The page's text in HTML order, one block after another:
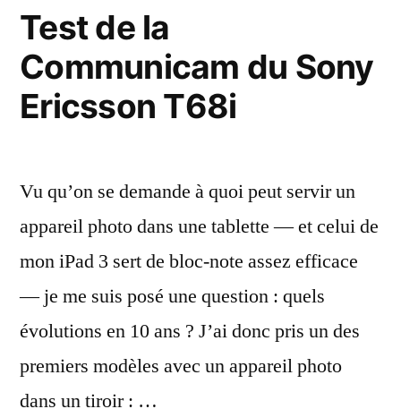
Test de la
Communicam du Sony
Ericsson T68i
Vu qu’on se demande à quoi peut servir un
appareil photo dans une tablette — et celui de
mon iPad 3 sert de bloc-note assez efficace
— je me suis posé une question : quels
évolutions en 10 ans ? J’ai donc pris un des
premiers modèles avec un appareil photo
dans un tiroir : …